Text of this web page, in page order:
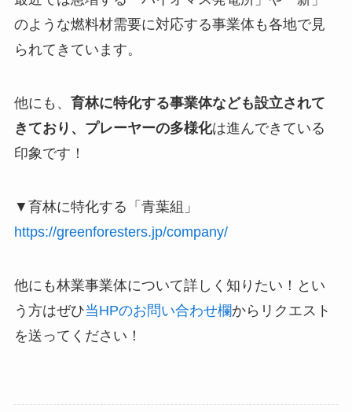
のような燃料材需要に対応する事業体も各地で見
られてきています。
他にも、 育林に特化する事業体なども設立されて
きており、プレーヤーの多様化は進んできている
印象です！
▼育林に特化する「青葉組」
https://greenforesters.jp/company/
他にも林業事業体について詳しく知りたい！とい
う方はぜひ当HPのお問い合わせ欄からリクエスト
を送ってください！